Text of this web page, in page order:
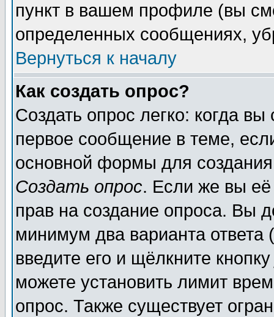
пункт в вашем профиле (вы
определенных сообщениях,
Вернуться к началу
Как создать опрос?
Создать опрос легко: когда
первое сообщение в теме,
основной формы для
Создать опрос. Если же вы её
прав на создание опроса. Вы
минимум два варианта ответа
введите его и щёлкните
можете установить лимит
опрос. Также существует